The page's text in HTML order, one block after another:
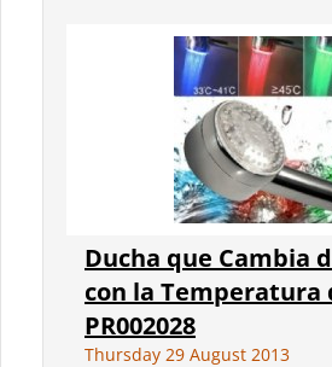
Ducha que Cambia
con la Temperatura
PR002028
Thursday 29 August 2013